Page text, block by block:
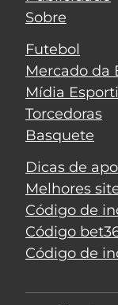
Sobre
Futebol
Mercado da
Mídia
Torcedoras
Basquete
Dicas de
Melhores
Código de
Código
Código de